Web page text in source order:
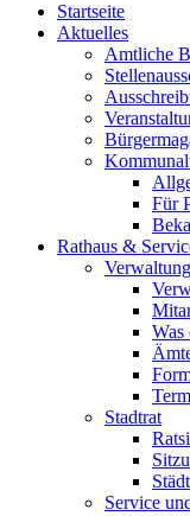
Startseite
Aktuelles
Amtliche
Für
Rathaus &
Verwaltung
Was
Stadtrat
Service